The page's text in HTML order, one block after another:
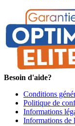
Besoin d'aide?
Conditions
Politique de
Informations
Informations de